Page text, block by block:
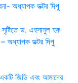
অধ্যাপক ডক্টর দিপু
সৃষ্টিতে ড. এহসানুল হক
– অধ্যাপক ডক্টর দিপু
জিডি এবং আমাদের